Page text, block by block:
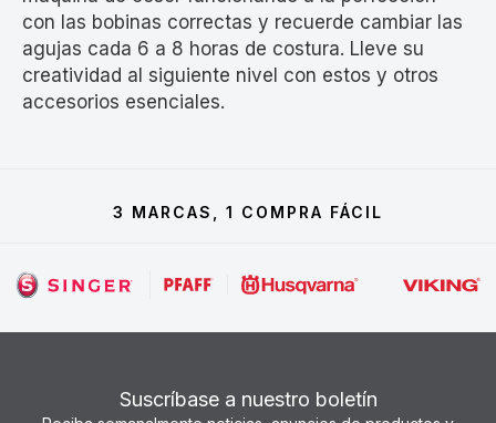
con las bobinas correctas y recuerde cambiar las
agujas cada 6 a 8 horas de costura. Lleve su
creatividad al siguiente nivel con estos y otros
accesorios esenciales.
3 MARCAS, 1 COMPRA FÁCIL
Suscríbase a nuestro boletín